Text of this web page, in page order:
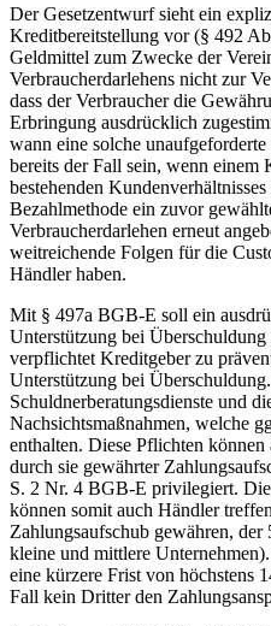
Der Gesetzentwurf sieht ein
Kreditbereitstellung vor (§ 492
Geldmittel zum Zwecke der
Verbraucherdarlehens nicht zur
dass der Verbraucher die
Erbringung ausdrücklich
wann eine solche
bereits der Fall sein, wenn einem
bestehenden
Bezahlmethode ein zuvor
Verbraucherdarlehen erneut
weitreichende Folgen für die
Händler haben.
Mit § 497a BGB-E soll ein
Unterstützung bei
verpflichtet Kreditgeber zu
Unterstützung bei
Schuldnerberatungsdienste und
Nachsichtsmaßnahmen, welche
enthalten. Diese Pflichten
durch sie gewährter
S. 2 Nr. 4 BGB-E privilegiert.
können somit auch Händler
Zahlungsaufschub gewähren,
kleine und mittlere
eine kürzere Frist von höchstens
Fall kein Dritter den